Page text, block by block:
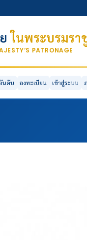
ในพระบรมรา
PATRONAGE
นดับ ลงทะเบียน เข้าสู่ระบบ